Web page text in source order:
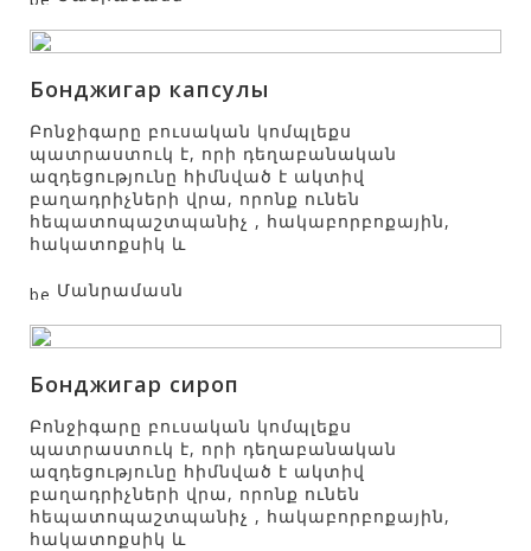
Бонджигар сироп
Բոնջիգարը բուսական կոմպլեքս
պատրաստուկ է, որի դեղաբանական
ազդեցությունը հիմնված է ակտիվ
բաղադրիչների վրա, որոնք ունեն
հեպատոպաշտպանիչ , հակաբորբոքային,
հակատոքսիկ և
Бонджигар капсулы
Բոնջիգարը բուսական կոմպլեքս
պատրաստուկ է, որի դեղաբանական
ազդեցությունը հիմնված է ակտիվ
բաղադրիչների վրա, որոնք ունեն
հեպատոպաշտպանիչ , հակաբորբոքային,
հակատոքսիկ և
Մանրամասն